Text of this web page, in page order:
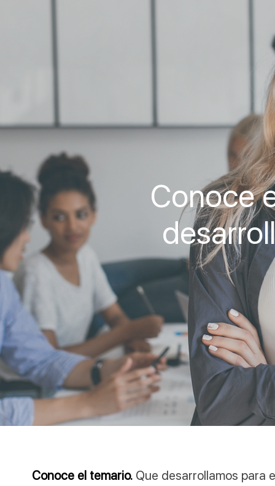
Conoce
Conoce el temario. Que desarrollamos para